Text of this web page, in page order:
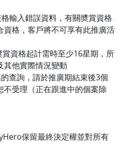
輸入錯誤資料，有關奬賞資格
資格，客戶將不可享有此推廣活
資格起計需時至少16星期，所
其他實際情況變動
查詢，請於推廣期結束後3個
不受理（正在跟進中的個案除
保留最終決定權並對所有